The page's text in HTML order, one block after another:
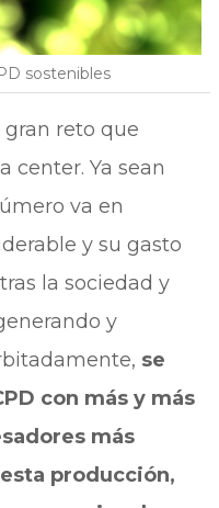
sostenibles
reto que
center. Ya sean
va en
y su gasto
la sociedad y
y
se
con más y más
más
producción,